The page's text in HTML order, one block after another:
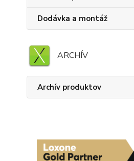
Dodávka a montáž
ARCHÍV
Archív produktov